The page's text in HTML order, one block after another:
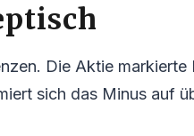
Die Aktie markierte
sich das Minus auf